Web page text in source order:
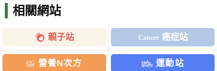
相關網站
親子站 癌症站
營養N次方 運動站